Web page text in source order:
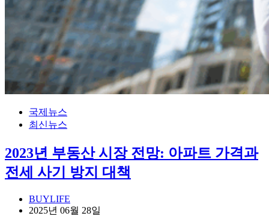
국제뉴스
최신뉴스
2023년 부동산 시장 전망: 아파트 가격과
전세 사기 방지 대책
BUYLIFE
2025년 06월 28일